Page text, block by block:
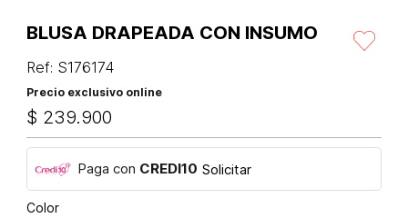
BLUSA DRAPEADA CON INSUMO
Ref: S176174
Precio exclusivo online
$ 239.900
Paga con CREDI10 Solicitar
Color